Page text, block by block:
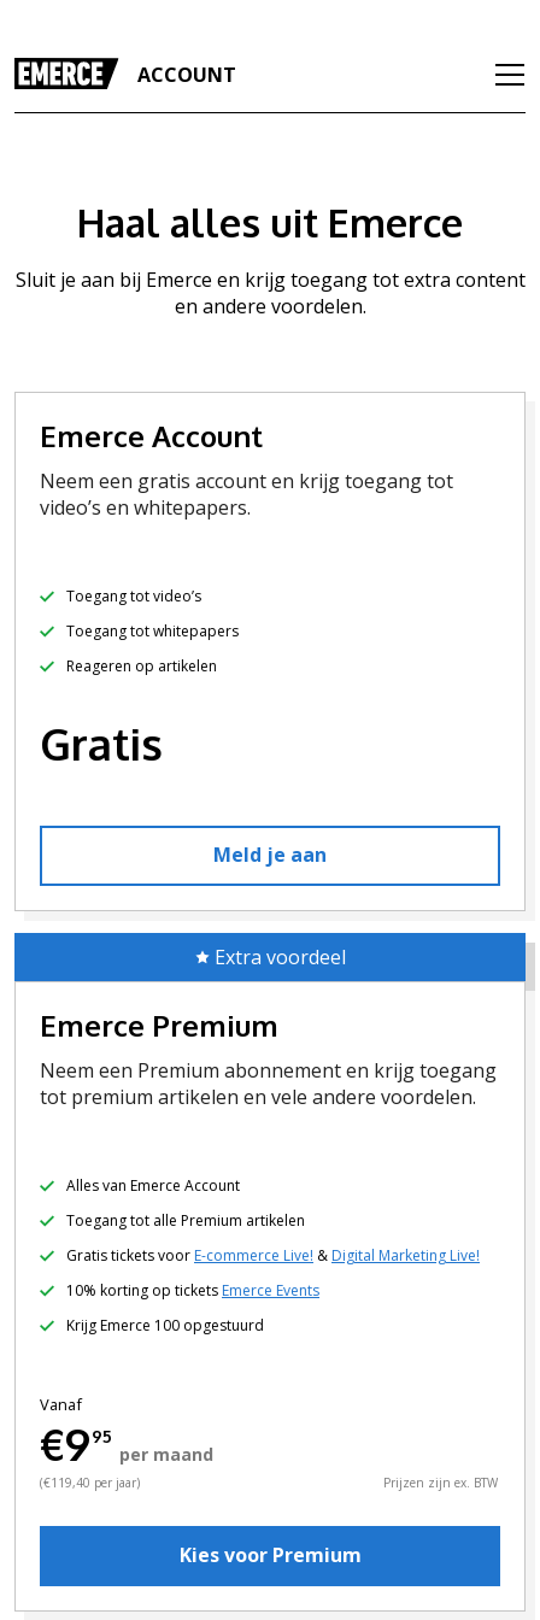
ACCOUNT
Haal alles uit Emerce
Sluit je aan bij Emerce en krijg toegang tot extra content
en andere voordelen.
Emerce Account
Neem een gratis account en krijg toegang tot
video’s en whitepapers.
Toegang tot video’s
Toegang tot whitepapers
Reageren op artikelen
Gratis
Meld je aan
Extra voordeel
Emerce Premium
Neem een Premium abonnement en krijg toegang
tot premium artikelen en vele andere voordelen.
Alles van Emerce Account
Toegang tot alle Premium artikelen
Gratis tickets voor E-commerce Live! & Digital Marketing Live!
10% korting op tickets Emerce Events
Krijg Emerce 100 opgestuurd
Vanaf
€995
per maand
(€119,40 per jaar) Prijzen zijn ex. BTW
Kies voor Premium